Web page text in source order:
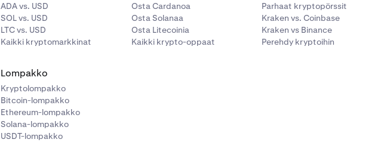
ADA vs. USD
SOL vs. USD
LTC vs. USD
Kaikki kryptomarkkinat
Osta Cardanoa
Osta Solanaa
Osta Litecoinia
Kaikki krypto-oppaat
Parhaat kryptopörssit
Kraken vs. Coinbase
Kraken vs Binance
Perehdy kryptoihin
Lompakko
Kryptolompakko
Bitcoin-lompakko
Ethereum-lompakko
Solana-lompakko
USDT-lompakko